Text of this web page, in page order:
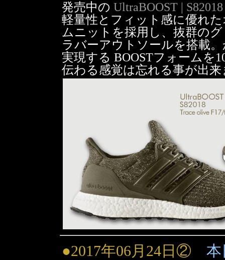
発売中の UltraBOOST | S82018
軽量性とフィット感に優れ
ムニットを採用し、抜群の
ラバーアウトソールを搭載
実現する BOOSTフォームを
伝わる感覚は忘れる事が出来
●2017年06月24日②
本